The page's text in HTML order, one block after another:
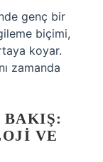
genç bir
biçimi,
koyar.
zamanda
VE